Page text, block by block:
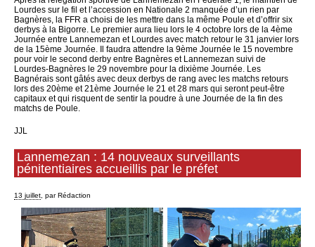
Lourdes sur le fil et l’accession en Nationale 2 manquée d’un rien par
Bagnères, la FFR a choisi de les mettre dans la même Poule et d’offrir six
derbys à la Bigorre. Le premier aura lieu lors le 4 octobre lors de la 4ème
Journée entre Lannemezan et Lourdes avec match retour le 31 janvier lors
de la 15ème Journée. Il faudra attendre la 9ème Journée le 15 novembre
pour voir le second derby entre Bagnères et Lannemezan suivi de
Lourdes-Bagnères le 29 novembre pour la dixième Journée. Les
Bagnérais sont gâtés avec deux derbys de rang avec les matchs retours
lors des 20ème et 21ème Journée le 21 et 28 mars qui seront peut-être
capitaux et qui risquent de sentir la poudre à une Journée de la fin des
matchs de Poule.
JJL
Lannemezan : 14 nouveaux surveillants
pénitentiaires accueillis par le préfet
13 juillet , par Rédaction